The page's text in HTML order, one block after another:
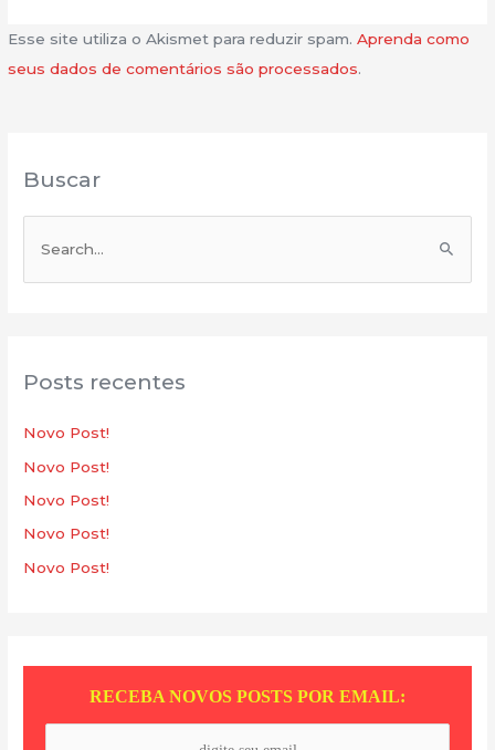
Buscar
e
u
s
a
r
Posts recentes
Novo Post!
Novo Post!
Novo Post!
Novo Post!
Novo Post!
RECEBA NOVOS POSTS POR EMAIL:
Esse site utiliza o Akismet para reduzir spam.Aprenda como
seus dados de comentários são processados.